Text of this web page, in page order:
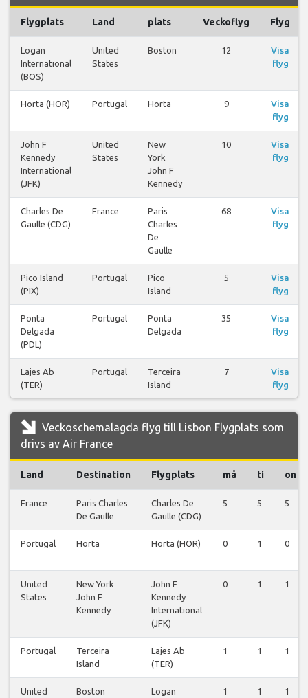
Flygplats Land plats Veckoflyg Flyg
Logan
International
(BOS)
United
States
Boston 12
Visa
flyg
Horta (HOR) Portugal Horta 9
Visa
flyg
John F
Kennedy
International
(JFK)
United
States
New
York
John F
Kennedy
10
Visa
flyg
Charles De
Gaulle (CDG)
France
Paris
Charles
De
Gaulle
68
Visa
flyg
Pico Island
(PIX)
Portugal
Pico
Island
5
Visa
flyg
Ponta
Delgada
(PDL)
Portugal
Ponta
Delgada
35
Visa
flyg
Lajes Ab
(TER)
Portugal
Terceira
Island
7
Visa
flyg
Veckoschemalagda flyg till Lisbon Flygplats som
drivs av Air France
Land Destination Flygplats må ti on
France
Paris Charles
De Gaulle
Charles De
Gaulle (CDG)
5 5 5
Portugal Horta Horta (HOR) 0 1 0
United
States
New York
John F
Kennedy
John F
Kennedy
International
(JFK)
0 1 1
Portugal
Terceira
Island
Lajes Ab
(TER)
1 1 1
United
Boston
Logan
1 1 1